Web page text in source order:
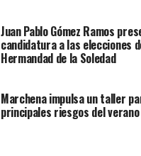
Juan Pablo Gómez Ramos
candidatura a las elecciones
Hermandad de la Soledad
Marchena impulsa un taller
principales riesgos del verano